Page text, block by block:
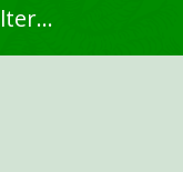
Nähkromanten - Die alternative Näh- und DIY-Community